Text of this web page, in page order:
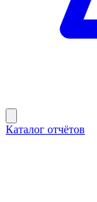
Каталог отчётов